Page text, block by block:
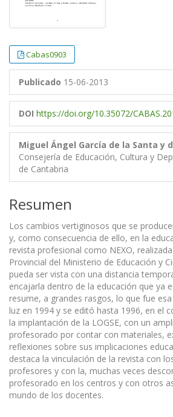
Cabas0903
Publicado 15-06-2013
DOI https://doi.org/10.35072/
Miguel Ángel García de la Santa y
Consejería de Educación, Cultura y
de Cantabria
Resumen
Los cambios vertiginosos que se
y, como consecuencia de ello, en la
revista profesional como NEXO,
Provincial del Ministerio de Educación y
pueda ser vista con una distancia
encajarla dentro de la educación que ya
resume, a grandes rasgos, lo que fue
luz en 1994 y se editó hasta 1996, en el
la implantación de la LOGSE, con un
profesorado por contar con materiales,
reflexiones sobre sus implicaciones
destaca la vinculación de la revista con
profesores y con la, muchas veces
profesorado en los centros y con otros
mundo de los docentes.